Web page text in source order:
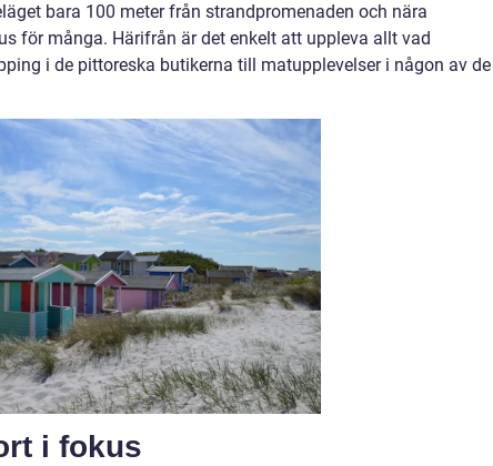
bara 100 meter från strandpromenaden och nära
för många. Härifrån är det enkelt att uppleva allt vad
i de pittoreska butikerna till matupplevelser i någon av de
i fokus